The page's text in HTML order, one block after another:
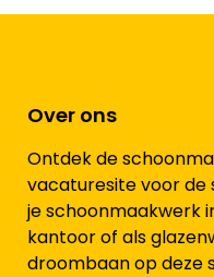
Over ons
Ontdek de
vacaturesite voor de
je schoonmaakwerk
kantoor of als
droombaan op deze